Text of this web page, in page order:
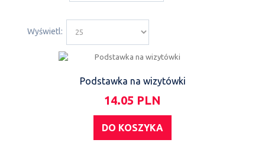
Wyświetl:
Podstawka na wizytówki
14.05 PLN
DO KOSZYKA